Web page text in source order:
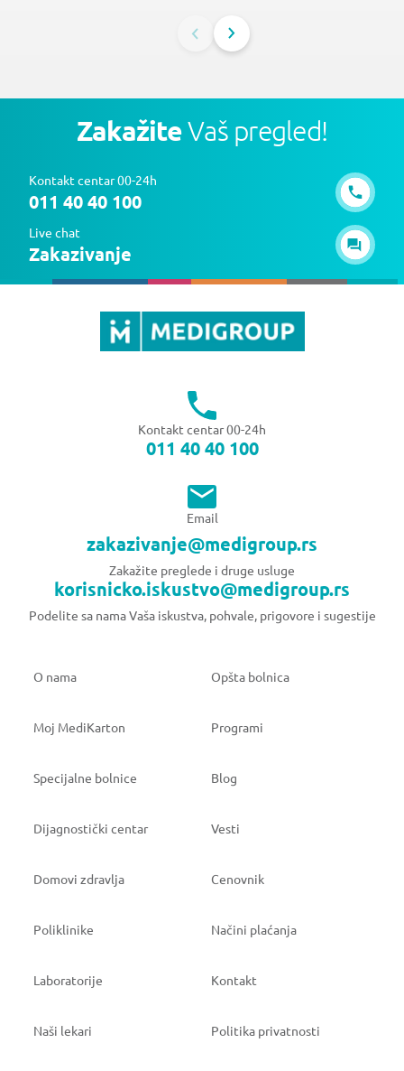
ZakažiteVaš pregled!
Kontakt centar 00-24h
011 40 40 100
Live chat
Zakazivanje
Kontakt centar 00-24h
011 40 40 100
Email
zakazivanje@medigroup.rs
Zakažite preglede i druge usluge
korisnicko.iskustvo@medigroup.rs
Podelite sa nama Vaša iskustva, pohvale, prigovore i sugestije
O nama Opšta bolnica
Moj MediKarton Programi
Specijalne bolnice Blog
Dijagnostički centar Vesti
Domovi zdravlja Cenovnik
Poliklinike Načini plaćanja
Laboratorije Kontakt
Naši lekari Politika privatnosti